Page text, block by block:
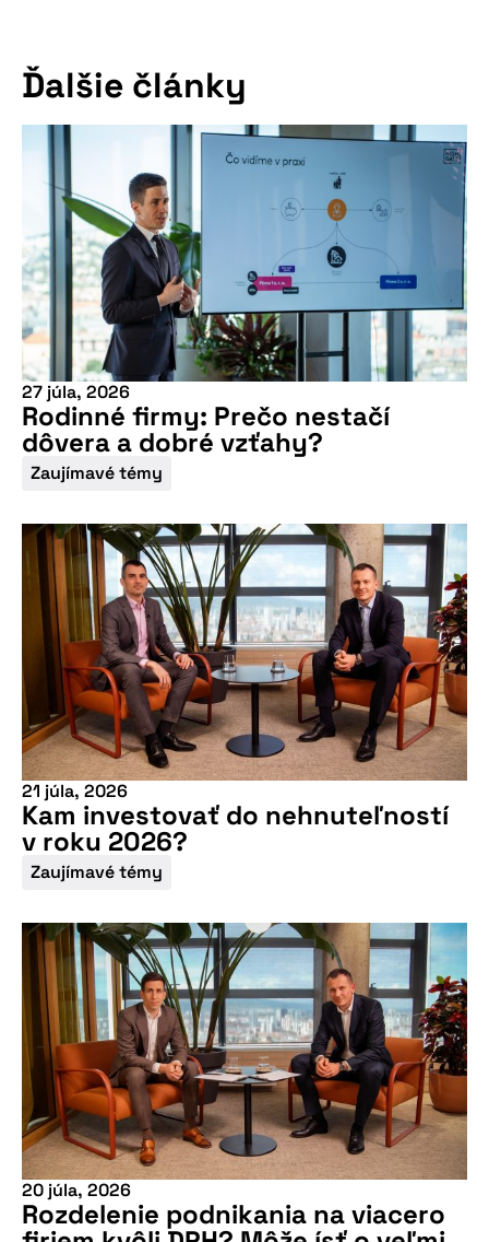
Ďalšie články
27 júla, 2026
Rodinné firmy: Prečo nestačí
dôvera a dobré vzťahy?
Zaujímavé témy
21 júla, 2026
Kam investovať do nehnuteľností
v roku 2026?
Zaujímavé témy
20 júla, 2026
Rozdelenie podnikania na viacero